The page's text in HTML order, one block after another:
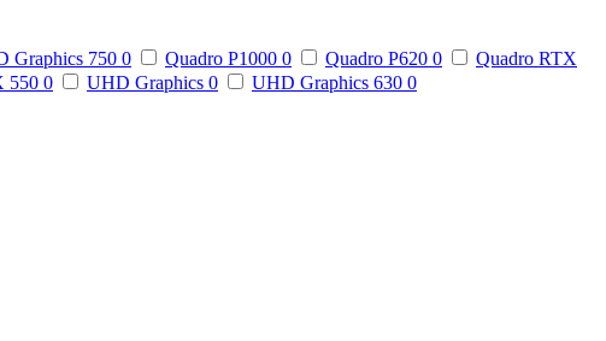
Graphics 750 0 Quadro P1000 0 Quadro P620 0
Quadro RTX
550 0 UHD Graphics 0 UHD Graphics 630 0